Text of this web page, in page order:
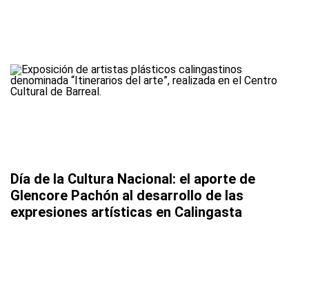
Día de la Cultura Nacional: el aporte de
Glencore Pachón al desarrollo de las
expresiones artísticas en Calingasta